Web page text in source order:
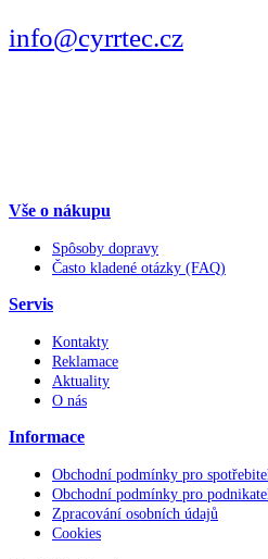
info@cyrrtec.cz
Vše o nákupu
Spôsoby dopravy
Často kladené otázky (FAQ)
Servis
Kontakty
Reklamace
Aktuality
O nás
Informace
Obchodní podmínky pro
Obchodní podmínky pro
Zpracování osobních údajů
Cookies